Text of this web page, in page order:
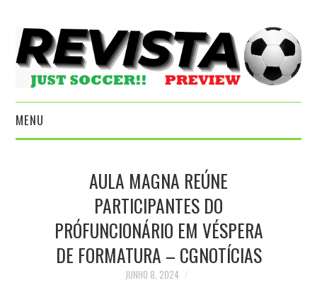
MENU
VARIEDADES
AULA MAGNA REÚNE
PARTICIPANTES DO
PRÓFUNCIONÁRIO EM VÉSPERA
DE FORMATURA – CGNOTÍCIAS
JUNHO 8, 2024